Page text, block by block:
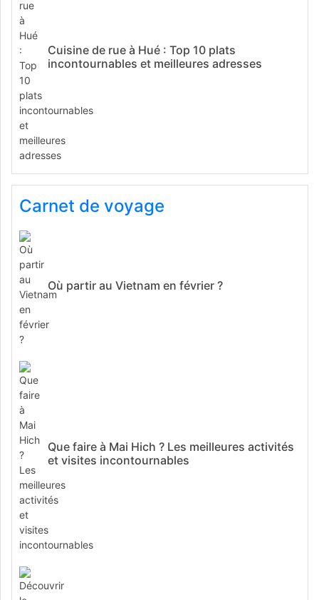
Cuisine de rue à Hué : Top 10 plats
incontournables et meilleures adresses
Carnet de voyage
Où partir au Vietnam en février ?
Que faire à Mai Hich ? Les meilleures activités
et visites incontournables